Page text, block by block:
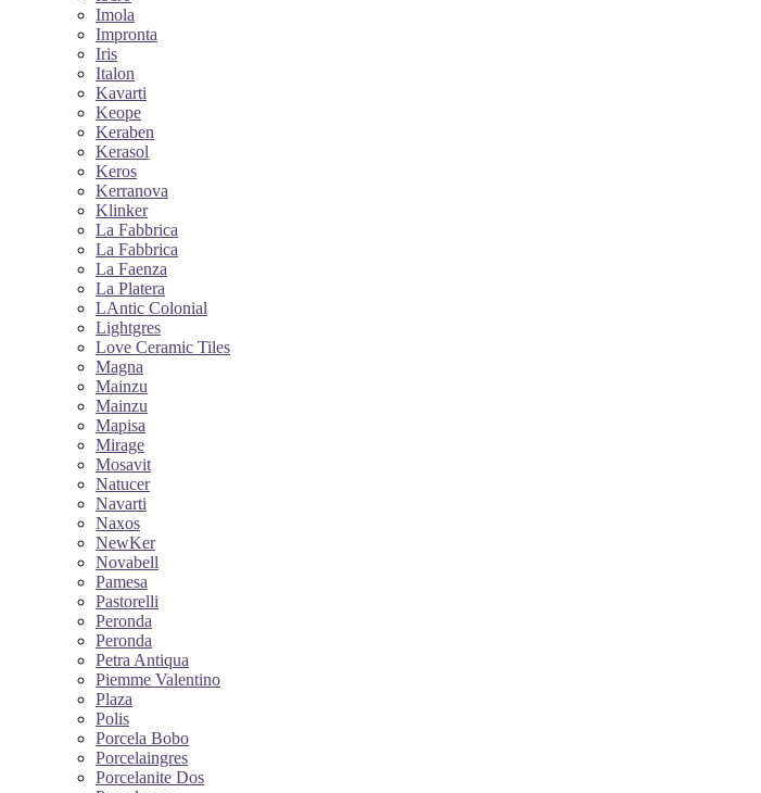
Imola
Impronta
Iris
Italon
Kavarti
Keope
Keraben
Kerasol
Keros
Kerranova
Klinker
La Fabbrica
La Fabbrica
La Faenza
La Platera
LAntic Colonial
Lightgres
Love Ceramic Tiles
Magna
Mainzu
Mainzu
Mapisa
Mirage
Mosavit
Natucer
Navarti
Naxos
NewKer
Novabell
Pamesa
Pastorelli
Peronda
Peronda
Petra Antiqua
Piemme Valentino
Plaza
Polis
Porcela Bobo
Porcelaingres
Porcelanite Dos